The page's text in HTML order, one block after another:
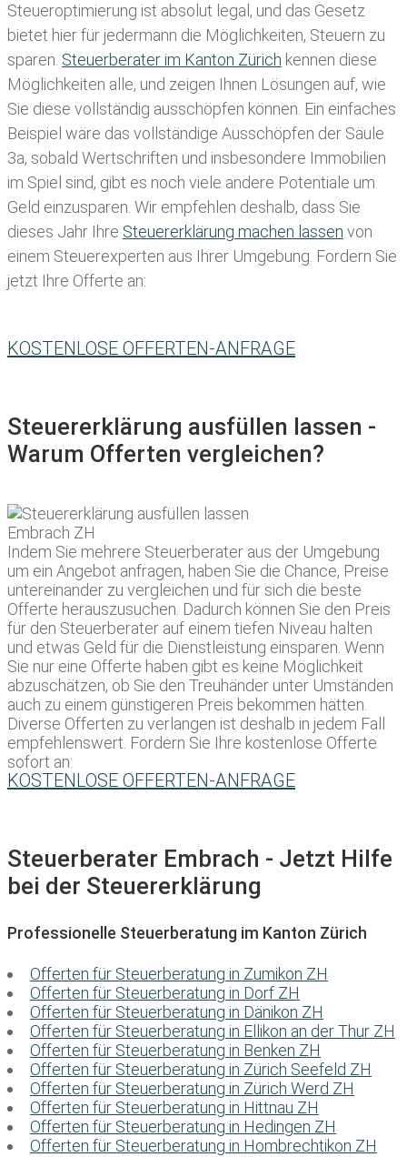
Steueroptimierung ist absolut legal, und das Gesetz
bietet hier für jedermann die Möglichkeiten, Steuern zu
sparen. Steuerberater im K anton Zürich kennen diese
Möglichkeiten alle, und zeigen Ihnen Lösungen auf, wie
Sie diese vollständig ausschöpfen können. Ein einfaches
Beispiel wäre das vollständige Ausschöpfen der Säule
3a, sobald Wertschriften und insbesondere Immobilien
im Spiel sind, gibt es noch viele andere Potentiale um
Geld einzusparen. Wir empfehlen deshalb, dass Sie
dieses Jahr Ihre Steuererklärung machen lassen von
einem Steuerexperten aus Ihrer Umgebung. Fordern Sie
jetzt Ihre Offerte an:
KOSTENLOSE OFFERTEN-ANFRAGE
Steuererklärung ausfüllen lassen -
Warum Offerten vergleichen?
Indem Sie mehrere Steuerberater aus der Umgebung
um ein Angebot anfragen, haben Sie die Chance, Preise
untereinander zu vergleichen und für sich die beste
Offerte herauszusuchen. Dadurch können Sie den Preis
für den Steuerberater auf einem tiefen Niveau halten
und etwas Geld für die Dienstleistung einsparen. Wenn
Sie nur eine Offerte haben gibt es keine Möglichkeit
abzuschätzen, ob Sie den Treuhänder unter Umständen
auch zu einem günstigeren Preis bekommen hätten.
Diverse Offerten zu verlangen ist deshalb in jedem Fall
empfehlenswert. Fordern Sie Ihre kostenlose Offerte
sofort an:
KOSTENLOSE OFFERTEN-ANFRAGE
Steuerberater Embrach - Jetzt Hilfe
bei der Steuererklärung
Professionelle Steuerberatung im Kanton Zürich
Offerten für Steuerberatung in Zumikon ZH
Offerten für Steuerberatung in Dorf ZH
Offerten für Steuerberatung in Dänikon ZH
Offerten für Steuerberatung in Ellikon an der Thur ZH
Offerten für Steuerberatung in Benken ZH
Offerten für Steuerberatung in Zürich Seefeld ZH
Offerten für Steuerberatung in Zürich Werd ZH
Offerten für Steuerberatung in Hittnau ZH
Offerten für Steuerberatung in Hedingen ZH
Offerten für Steuerberatung in Hombrechtikon ZH